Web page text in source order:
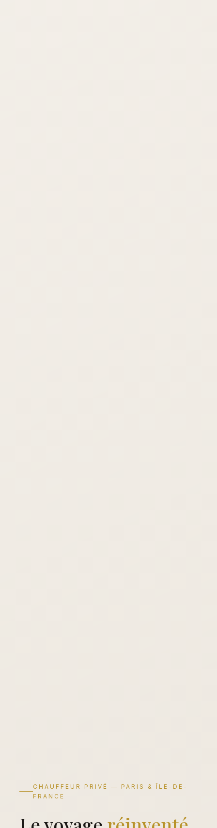
CHAUFFEUR PRIVÉ — PARIS & ÎLE-DE-
FRANCE